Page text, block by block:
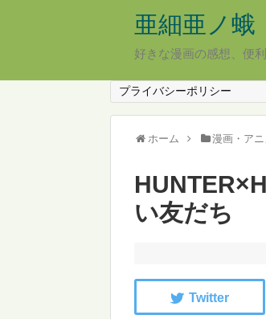
亜細亜ノ蛾
好きな漫画の感想、便
プライバシーポリシー
ホーム 漫画・ア
い友だち